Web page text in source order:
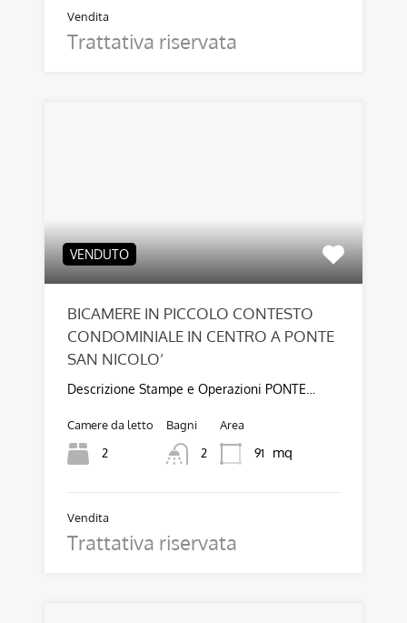
Vendita
Trattativa riservata
VENDUTO
BICAMERE IN PICCOLO CONTESTO
CONDOMINIALE IN CENTRO A PONTE
SAN NICOLO’
Descrizione Stampe e Operazioni PONTE…
Camere da letto
2
Bagni
2
Area
91
mq
Vendita
Trattativa riservata